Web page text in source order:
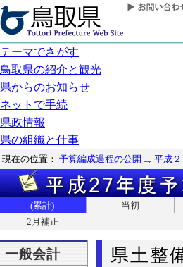
テーマでさがす
鳥取県の紹介と観光
県からのお知らせ
ネットで手続
県政情報
県の組織と仕事
現在の位置： 予算編成過程の公開 平成
(累計) 当初
2月補正
一般会計 県土整